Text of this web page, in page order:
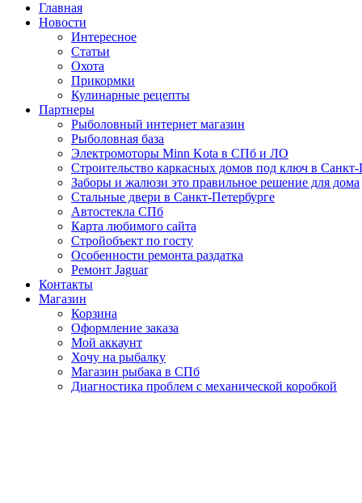
Главная
Новости
Интересное
Статьи
Охота
Прикормки
Кулинарные рецепты
Партнеры
Рыболовный интернет магазин
Рыболовная база
Электромоторы Minn Kota в СПб и ЛО
Строительство каркасных домов под ключ в Санкт-
Заборы и жалюзи это правильное решение для дома
Стальные двери в Санкт-Петербурге
Автостекла СПб
Карта любимого сайта
Стройобъект по госту
Особенности ремонта раздатка
Ремонт Jaguar
Контакты
Магазин
Корзина
Оформление заказа
Мой аккаунт
Хочу на рыбалку
Магазин рыбака в СПб
Диагностика проблем с механической коробкой